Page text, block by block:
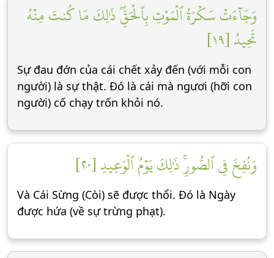
وَجَآءَتۡ سَكۡرَةُ ٱلۡمَوۡتِ بِٱلۡحَقِّۖ ذَٰلِكَ مَا كُنتَ مِنۡهُ
تَحِيدُ [١٩]
Sự đau đớn của cái chết xảy đến (với mỗi con
người) là sự thật. Đó là cái mà ngươi (hỡi con
người) cố chạy trốn khỏi nó.
وَنُفِخَ فِي ٱلصُّورِۚ ذَٰلِكَ يَوۡمُ ٱلۡوَعِيدِ [٢٠]
Và Cái Sừng (Còi) sẽ được thổi. Đó là Ngày
được hứa (về sự trừng phạt).